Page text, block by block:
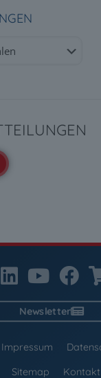
Impressum
Sitemap
Kontakt
Newsletter